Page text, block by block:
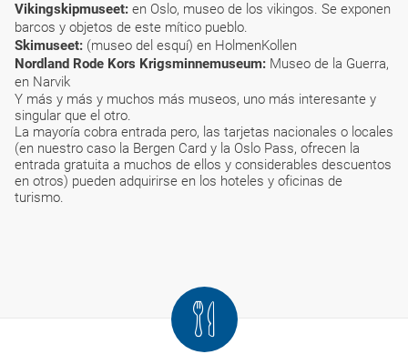
Vikingskipmuseet: en Oslo, museo de los vikingos. Se exponen
barcos y objetos de este mítico pueblo.
Skimuseet: (museo del esquí) en HolmenKollen
Nordland Rode Kors Krigsminnemuseum: Museo de la Guerra,
en Narvik
Y más y más y muchos más museos, uno más interesante y
singular que el otro.
La mayoría cobra entrada pero, las tarjetas nacionales o locales
(en nuestro caso la Bergen Card y la Oslo Pass, ofrecen la
entrada gratuita a muchos de ellos y considerables descuentos
en otros) pueden adquirirse en los hoteles y oficinas de
turismo.